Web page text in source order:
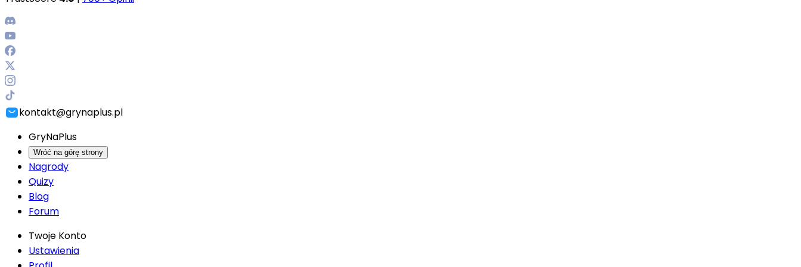
kontakt@grynaplus.pl
GryNaPlus
Wróć na górę strony
Nagrody
Quizy
Blog
Forum
Twoje Konto
Ustawienia